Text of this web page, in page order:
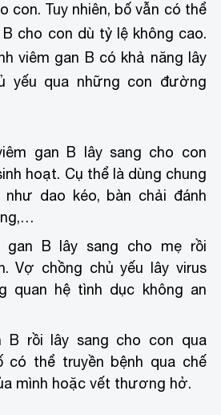
con. Tuy nhiên, bố vẫn có thể
B cho con dù tỷ lệ không cao.
viêm gan B có khả năng lây
yếu qua những con đường
gan B lây sang cho con
hoạt. Cụ thể là dùng chung
như dao kéo, bàn chải đánh
gan B lây sang cho mẹ rồi
Vợ chồng chủ yếu lây virus
quan hệ tình dục không an
B rồi lây sang cho con qua
có thể truyền bệnh qua chế
mình hoặc vết thương hở.